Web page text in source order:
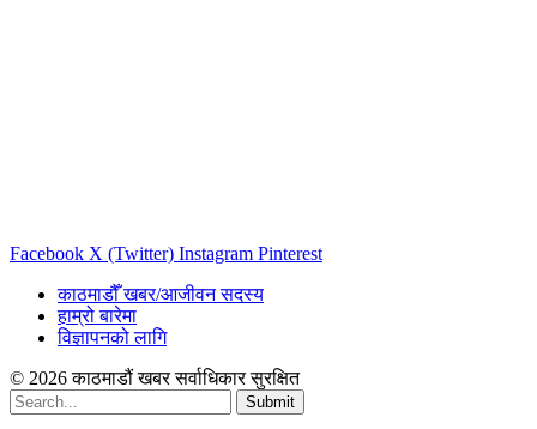
Facebook X (Twitter) Instagram Pinterest
काठमाडौँ खबर/आजीवन सदस्य
हाम्रो बारेमा
विज्ञापनको लागि
© 2026 काठमाडौं खबर सर्वाधिकार सुरक्षित
Submit